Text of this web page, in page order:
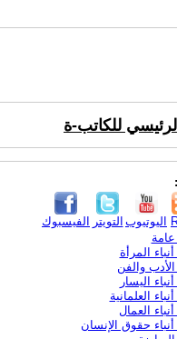
للكاتب-ة
الفيسبوك التويتر اليوتيوب
عامة
المرأة
الأدب والفن
اليسار
العلمانية
العمال
أنباء حقوق الإنسان